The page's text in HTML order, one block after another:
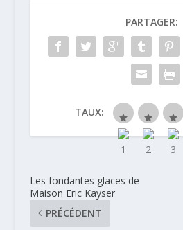
PARTAGER:
TAUX:
Les fondantes glaces de
Maison Eric Kayser
PRÉCÉDENT